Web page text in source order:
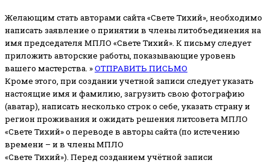
Желающим стать авторами сайта «Свете Тихий», необходимо
написать заявление о принятии в члены литобъединения на
имя председателя МПЛО «Свете Тихий». К письму следует
приложить авторские работы, показывающие уровень
вашего мастерства. »ОТПРАВИТЬ ПИСЬМО
Кроме этого, при создании учетной записи следует указать
настоящие имя и фамилию, загрузить свою фотографию
(аватар), написать несколько строк о себе, указать страну и
регион проживания и ожидать решения литсовета МПЛО
«Свете Тихий» о переводе в авторы сайта (по истечению
времени – и в члены МПЛО
«Свете Тихий»). Перед созданием учётной записи